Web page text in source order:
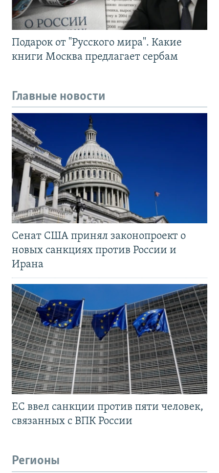
Подарок от "Русского мира". Какие
книги Москва предлагает сербам
Главные новости
Сенат США принял законопроект о
новых санкциях против России и
Ирана
ЕС ввел санкции против пяти человек,
связанных с ВПК России
Регионы